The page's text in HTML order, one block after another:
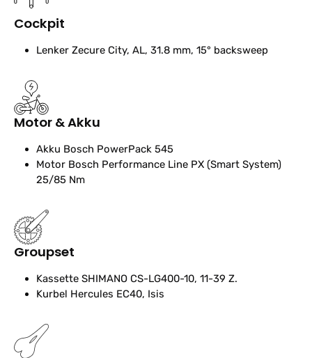
Cockpit
Lenker Zecure City, AL, 31.8 mm, 15° backsweep
Motor & Akku
Akku Bosch PowerPack 545
Motor Bosch Performance Line PX (Smart System)
25/85 Nm
Groupset
Kassette SHIMANO CS-LG400-10, 11-39 Z.
Kurbel Hercules EC40, Isis